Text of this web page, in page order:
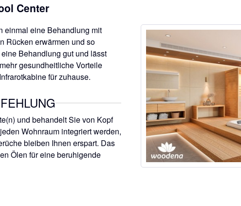
Center
einmal eine Behandlung mit
Rücken erwärmen und so
Behandlung gut und lässt
gesundheitliche Vorteile
für zuhause.
und behandelt Sie von Kopf
Wohnraum integriert werden,
bleiben Ihnen erspart. Das
Ölen für eine beruhigende